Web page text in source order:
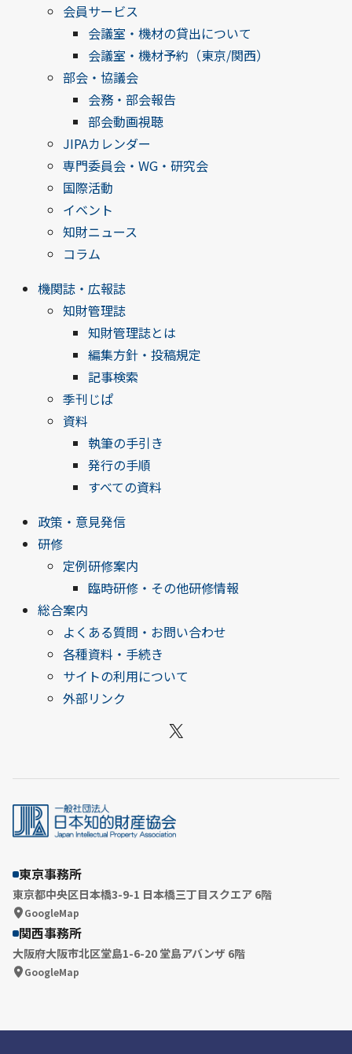
会員サービス
会議室・機材の貸出について
会議室・機材予約（東京/関西）
部会・協議会
会務・部会報告
部会動画視聴
JIPAカレンダー
専門委員会・WG・研究会
国際活動
イベント
知財ニュース
コラム
機関誌・広報誌
知財管理誌
知財管理誌とは
編集方針・投稿規定
記事検索
季刊じぱ
資料
執筆の手引き
発行の手順
すべての資料
政策・意見発信
研修
定例研修案内
臨時研修・その他研修情報
総合案内
よくある質問・お問い合わせ
各種資料・手続き
サイトの利用について
外部リンク
X
東京事務所
東京都中央区日本橋3-9-1 日本橋三丁目スクエア 6階
GoogleMap
関西事務所
大阪府大阪市北区堂島1-6-20 堂島アバンザ 6階
GoogleMap